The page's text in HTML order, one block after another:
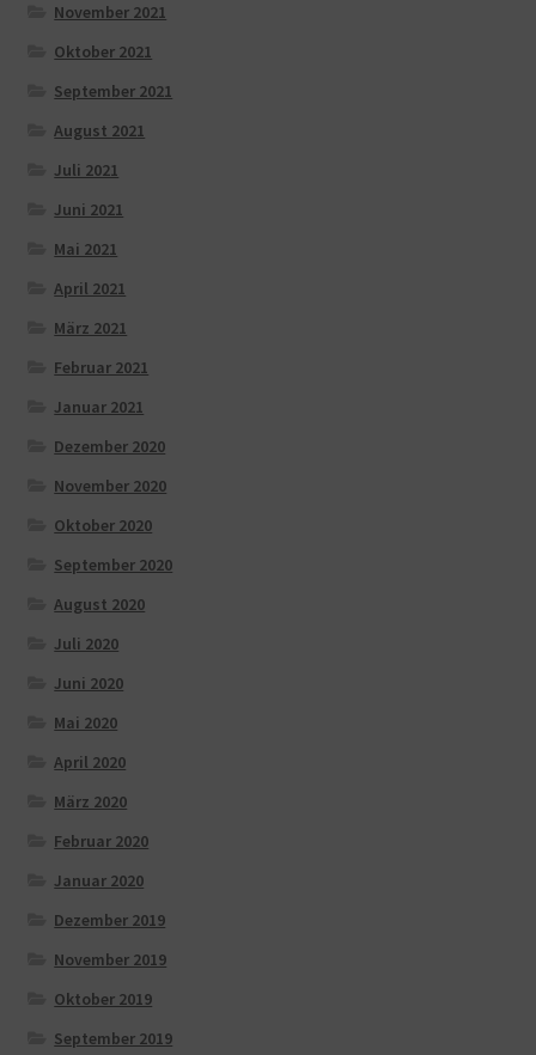
November 2021
Oktober 2021
September 2021
August 2021
Juli 2021
Juni 2021
Mai 2021
April 2021
März 2021
Februar 2021
Januar 2021
Dezember 2020
November 2020
Oktober 2020
September 2020
August 2020
Juli 2020
Juni 2020
Mai 2020
April 2020
März 2020
Februar 2020
Januar 2020
Dezember 2019
November 2019
Oktober 2019
September 2019